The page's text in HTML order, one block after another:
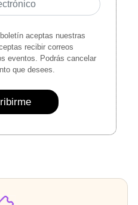
aceptas nuestras
recibir correos
eventos. Podrás cancelar
que desees.